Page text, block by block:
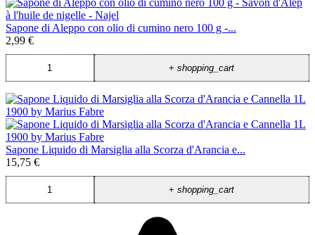
Sapone di Aleppo con olio di cumino nero 100 g -...
2,99 €
+shopping_cart
Sapone Liquido di Marsiglia alla Scorza d'Arancia e...
15,75 €
+shopping_cart